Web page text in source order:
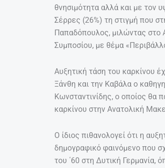
θνησιμότητα αλλά και με τον
Σέρρες (26%) τη στιγμή που
Παπαδόπουλος, μιλώντας στο
Συμποσίου, με θέμα
Αυξητική τάση του καρκίνου
Ξάνθη και την Καβάλα ο
Κωνσταντινίδης, ο οποίος θα
καρκίνου στην Ανατολική
Ο ίδιος πιθανολογεί ότι η
δημογραφικό φαινόμενο που
του ΄60 στη Δυτική Γερμανία,